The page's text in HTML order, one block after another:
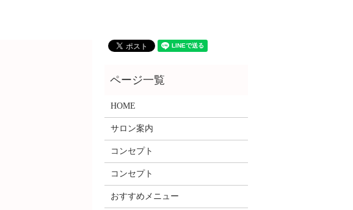
HOME
サロン案内
コンセプト
コンセプト
おすすめメニュー